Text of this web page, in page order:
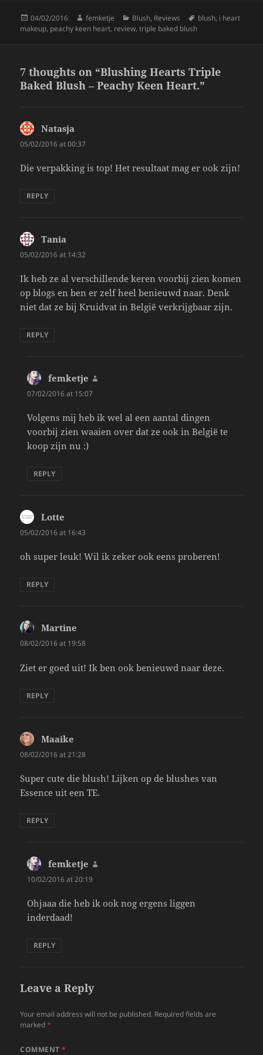
Posted
on
04/02/2016 Author
femketje Categories
Blush, Reviews Tags
blush, i heart
makeup, peachy keen heart, review,triple baked blush
7 thoughts on “Blushing Hearts Triple
Baked Blush – Peachy Keen Heart.”
Natasja
05/02/2016 at 00:37
Die verpakking is top! Het resultaat mag er ook zijn!
REPLY
Tania
05/02/2016 at 14:32
Ik heb ze al verschillende keren voorbij zien komen
op blogs en ben er zelf heel benieuwd naar. Denk
niet dat ze bij Kruidvat in België verkrijgbaar zijn.
REPLY
femketje
07/02/2016 at 15:07
Volgens mij heb ik wel al een aantal dingen
voorbij zien waaien over dat ze ook in België te
koop zijn nu :)
REPLY
Lotte
05/02/2016 at 16:43
oh super leuk! Wil ik zeker ook eens proberen!
REPLY
Martine
08/02/2016 at 19:58
Ziet er goed uit! Ik ben ook benieuwd naar deze.
REPLY
Maaike
08/02/2016 at 21:28
Super cute die blush! Lijken op de blushes van
Essence uit een TE.
REPLY
femketje
10/02/2016 at 20:19
Ohjaaa die heb ik ook nog ergens liggen
inderdaad!
REPLY
Leave a Reply
Your email address will not be published. Required fields are
marked*
COMMENT*